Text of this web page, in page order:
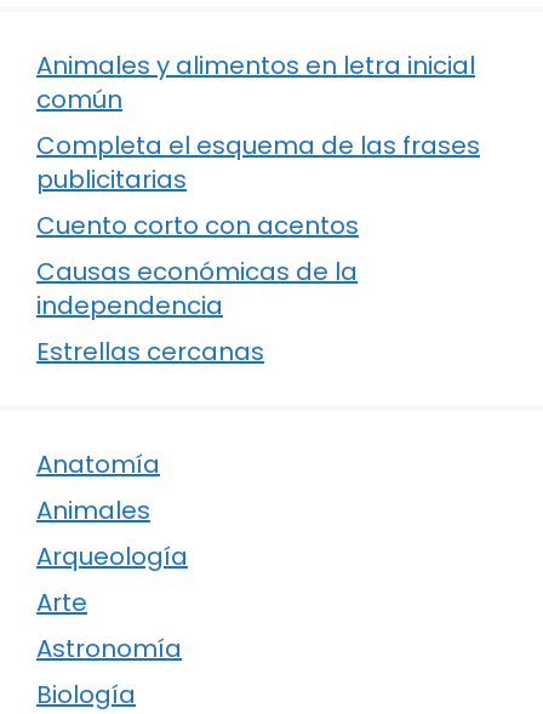
Animales y alimentos en letra inicial
común
Completa el esquema de las frases
publicitarias
Cuento corto con acentos
Causas económicas de la
independencia
Estrellas cercanas
Anatomía
Animales
Arqueología
Arte
Astronomía
Biología